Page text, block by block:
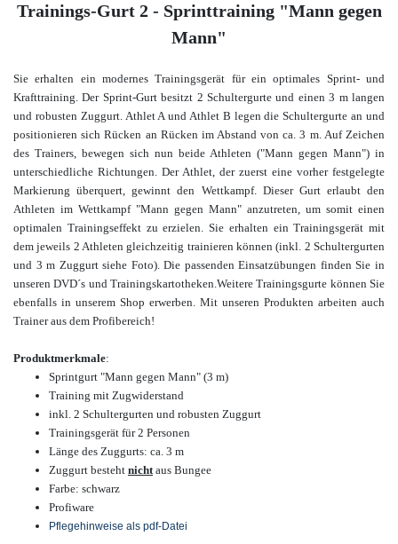
Trainings-Gurt 2 - Sprinttraining "Mann gegen
Mann"
Sie erhalten ein modernes Trainingsgerät für ein optimales Sprint- und
Krafttraining. Der Sprint-Gurt besitzt 2 Schultergurte und einen 3 m langen
und robusten Zuggurt. Athlet A und Athlet B legen die Schultergurte an und
positionieren sich Rücken an Rücken im Abstand von ca. 3 m. Auf Zeichen
des Trainers, bewegen sich nun beide Athleten ("Mann gegen Mann") in
unterschiedliche Richtungen. Der Athlet, der zuerst eine vorher festgelegte
Markierung überquert, gewinnt den Wettkampf. Dieser Gurt erlaubt den
Athleten im Wettkampf "Mann gegen Mann" anzutreten, um somit einen
optimalen Trainingseffekt zu erzielen. Sie erhalten ein Trainingsgerät mit
dem jeweils 2 Athleten gleichzeitig trainieren können (inkl. 2 Schultergurten
und 3 m Zuggurt siehe Foto). Die passenden Einsatzübungen finden Sie in
unseren DVD´s und Trainingskartotheken.Weitere Trainingsgurte können Sie
ebenfalls in unserem Shop erwerben. Mit unseren Produkten arbeiten auch
Trainer aus dem Profibereich!
Produktmerkmale:
Sprintgurt "Mann gegen Mann" (3 m)
Training mit Zugwiderstand
inkl. 2 Schultergurten und robusten Zuggurt
Trainingsgerät für 2 Personen
Länge des Zuggurts: ca. 3 m
Zuggurt besteht nichtaus Bungee
Farbe: schwarz
Profiware
Pflegehinweise als pdf-Datei